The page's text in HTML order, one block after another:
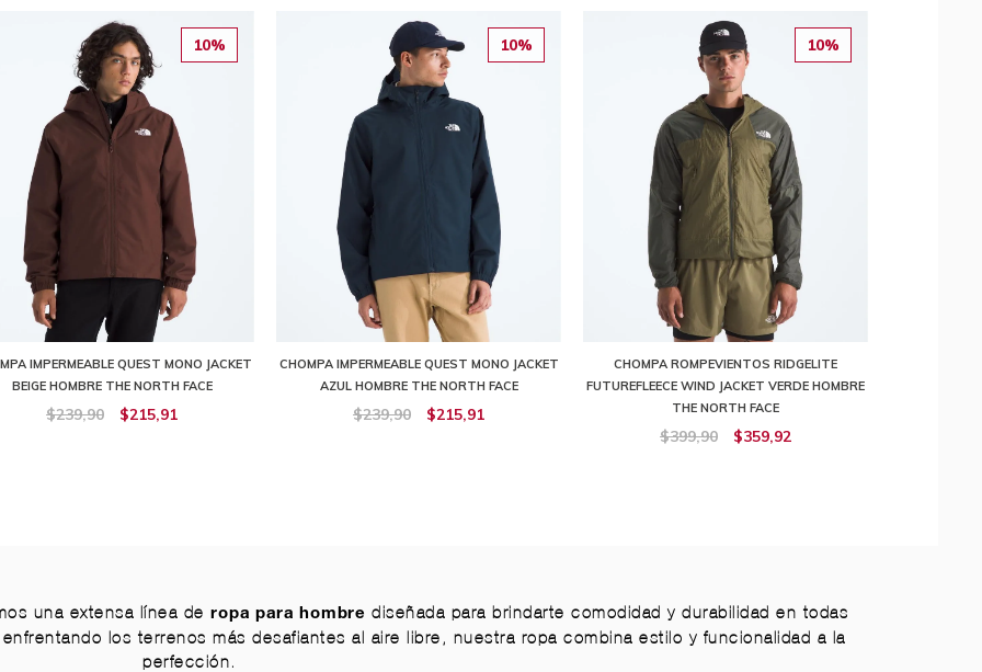
10%
IMPERMEABLE QUEST MONO JACKET
BEIGE HOMBRE THE NORTH FACE
$239,90 $215,91
10%
CHOMPA IMPERMEABLE QUEST MONO JACKET
AZUL HOMBRE THE NORTH FACE
$239,90 $215,91
10%
CHOMPA ROMPEVIENTOS RIDGELITE
FUTUREFLEECE WIND JACKET VERDE HOMBRE
THE NORTH FACE
$399,90 $359,92
una extensa línea deropa para hombre diseñada para brindarte comodidad y durabilidad en todas
los terrenos más desafiantes al aire libre, nuestra ropa combina estilo y funcionalidad a la
perfección.